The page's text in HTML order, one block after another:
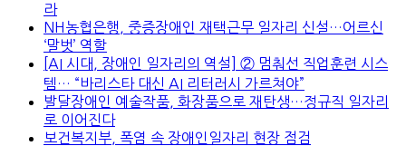
라
NH농협은행, 중증장애인 재택근무 일자리 신설…어르신
‘말벗’ 역할
[AI 시대, 장애인 일자리의 역설] ② 멈춰선 직업훈련 시스
템… “바리스타 대신 AI 리터러시 가르쳐야”
발달장애인 예술작품, 화장품으로 재탄생…정규직 일자리
로 이어진다
보건복지부, 폭염 속 장애인일자리 현장 점검